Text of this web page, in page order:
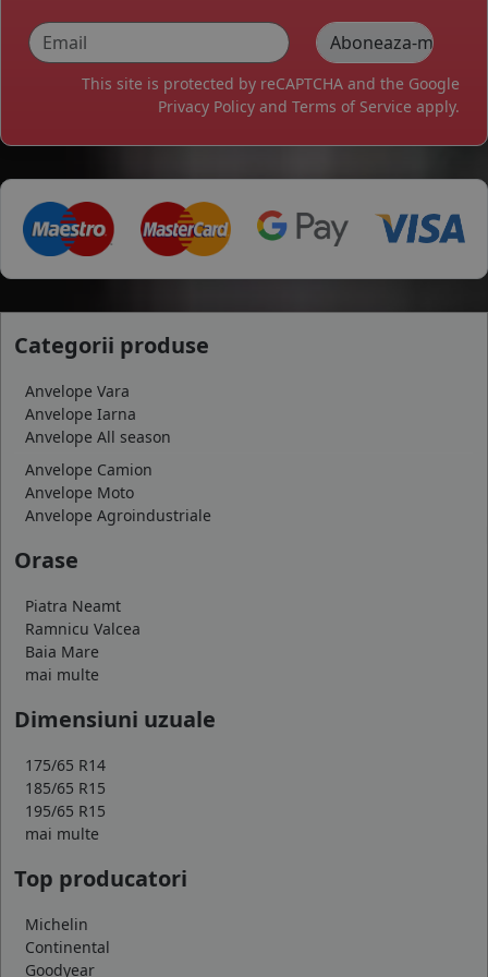
This site is protected by reCAPTCHA and the Google
Privacy Policy and Terms of Service apply.
Categorii produse
Anvelope Vara
Anvelope Iarna
Anvelope All season
Anvelope Camion
Anvelope Moto
Anvelope Agroindustriale
Orase
Piatra Neamt
Ramnicu Valcea
Baia Mare
mai multe
Dimensiuni uzuale
175/65 R14
185/65 R15
195/65 R15
mai multe
Top producatori
Michelin
Continental
Goodyear